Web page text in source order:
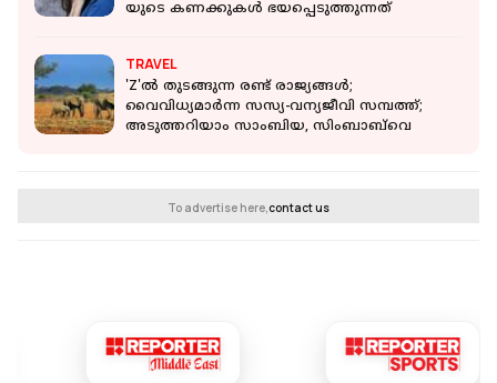
യുടെ കണക്കുകൾ ഭയപ്പെടുത്തുന്നത്
TRAVEL
'Z'ൽ തുടങ്ങുന്ന രണ്ട് രാജ്യങ്ങൾ;
വൈവിധ്യമാർന്ന സസ്യ-വന്യജീവി സമ്പത്ത്;
അടുത്തറിയാം സാംബിയ, സിംബാബ്‌വെ
To advertise here,contact us